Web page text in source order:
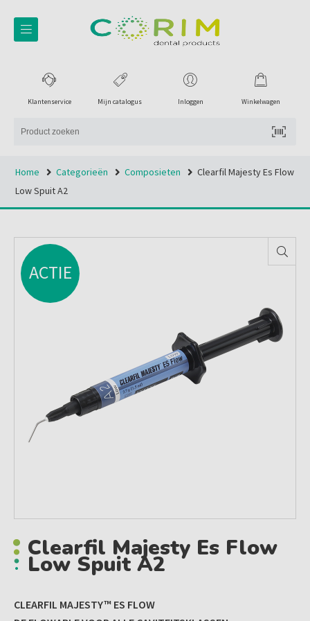
Winkelwagen
Inloggen
Mijn catalogus
Klantenservice
Home Categorieën Composieten
Clearfil Majesty Es Flow
Low Spuit A2
ACTIE
Clearfil Majesty Es Flow
Low Spuit A2
CLEARFIL MAJESTY™ ES FLOW